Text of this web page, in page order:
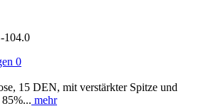
104.0
0
15 DEN, mit verstärkter Spitze und
mehr